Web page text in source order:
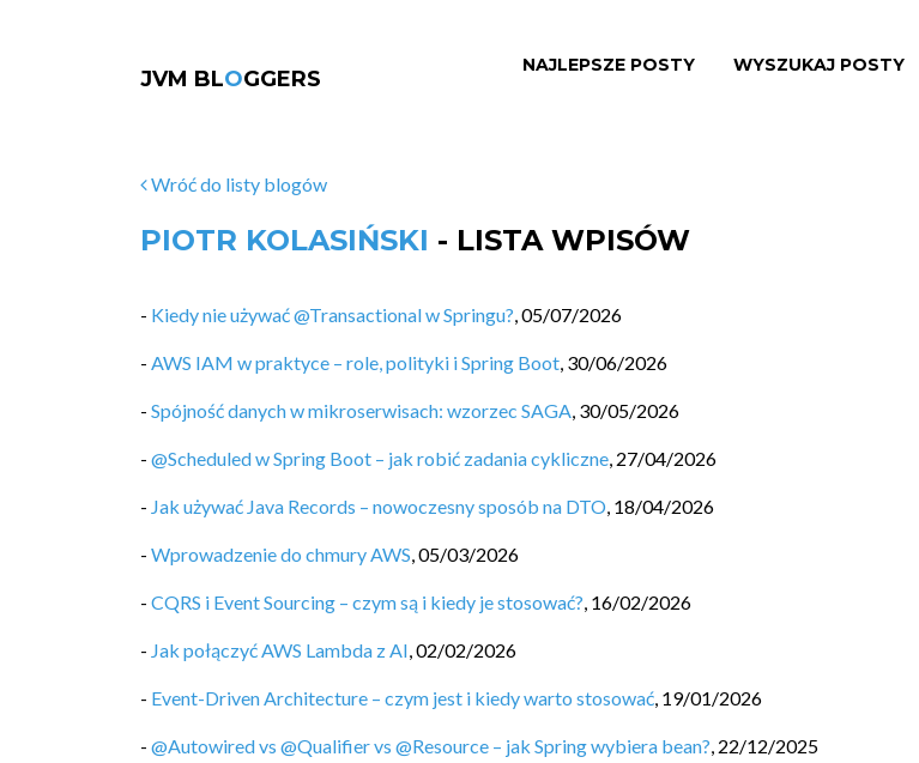
JVM BLOGGERS
NAJLEPSZE POSTY WYSZUKAJ POSTY
Wróć do listy blogów
PIOTR KOLASIŃSKI - LISTA WPISÓW
- Kiedy nie używać @Transactional w Springu?,05/07/2026
- AWS IAM w praktyce – role, polityki i Spring Boot, 30/06/2026
- Spójność danych w mikroserwisach: wzorzec SAGA, 30/05/2026
- @Scheduled w Spring Boot – jak robić zadania cykliczne, 27/04/2026
- Jak używać Java Records – nowoczesny sposób na DTO, 18/04/2026
- Wprowadzenie do chmury AWS,05/03/2026
- CQRS i Event Sourcing – czym są i kiedy je stosować?, 16/02/2026
- Jak połączyć AWS Lambda z AI,02/02/2026
- Event-Driven Architecture – czym jest i kiedy warto stosować, 19/01/2026
- @Autowired vs @Qualifier vs @Resource – jak Spring wybiera bean?, 22/12/2025